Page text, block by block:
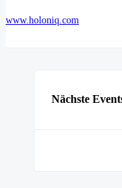
www.holoniq.com
Nächste